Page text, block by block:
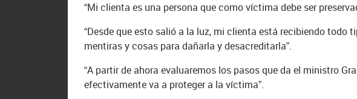
“Mi clienta es una persona que como víctima debe ser
“Desde que esto salió a la luz, mi clienta está recibiendo todo
mentiras y cosas para dañarla y desacreditarla”.
“A partir de ahora evaluaremos los pasos que da el ministro
efectivamente va a proteger a la víctima”.